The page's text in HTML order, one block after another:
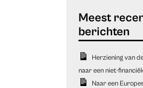
Herziening van
naar een niet-
Naar een